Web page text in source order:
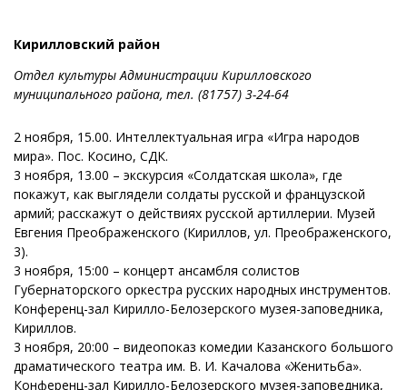
Кирилловский район
Отдел культуры Администрации Кирилловского
муниципального района, тел. (81757) 3-24-64
2 ноября, 15.00. Интеллектуальная игра «Игра народов
мира». Пос. Косино, СДК.
3 ноября, 13.00 – экскурсия «Солдатская школа», где
покажут, как выглядели солдаты русской и французской
армий; расскажут о действиях русской артиллерии. Музей
Евгения Преображенского (Кириллов, ул. Преображенского,
3).
3 ноября, 15:00 – концерт ансамбля солистов
Губернаторского оркестра русских народных инструментов.
Конференц-зал Кирилло-Белозерского музея-заповедника,
Кириллов.
3 ноября, 20:00 – видеопоказ комедии Казанского большого
драматического театра им. В. И. Качалова «Женитьба».
Конференц-зал Кирилло-Белозерского музея-заповедника,